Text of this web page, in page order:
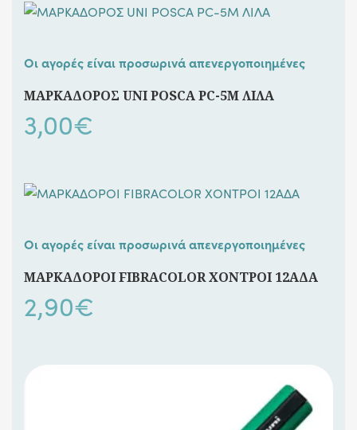
Οι αγορές είναι προσωρινά απενεργοποιημένες
ΜΑΡΚΑΔΟΡΟΣ UNI POSCA PC-5M ΛΙΛΑ
3,00€
Οι αγορές είναι προσωρινά απενεργοποιημένες
ΜΑΡΚΑΔΟΡΟΙ FIBRACOLOR ΧΟΝΤΡΟΙ 12ΑΔΑ
2,90€